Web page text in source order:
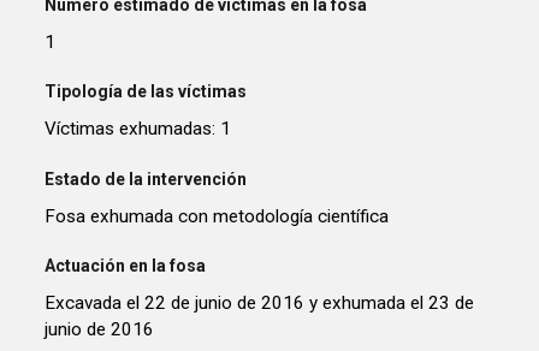
Número estimado de víctimas en la fosa
1
Tipología de las víctimas
Víctimas exhumadas: 1
Estado de la intervención
Fosa exhumada con metodología científica
Actuación en la fosa
Excavada el 22 de junio de 2016 y exhumada el 23 de
junio de 2016